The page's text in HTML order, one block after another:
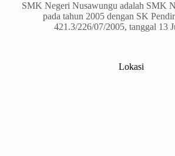
SMK Negeri Nusawungu adalah SMK
pada tahun 2005 dengan SK
421.3/226/07/2005, tanggal 13
Lokasi